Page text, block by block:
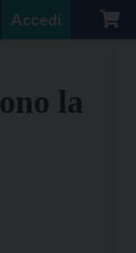
Accedi
la